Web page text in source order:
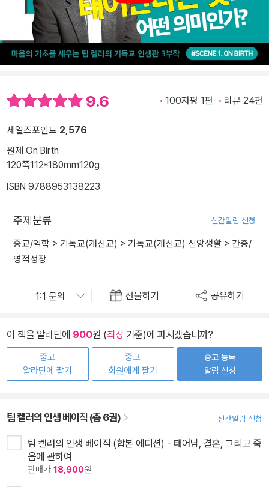
9.6 100자평 1편 리뷰 24편
세일즈포인트 2,576
원제 On Birth
120쪽112*180mm120g
ISBN 9788953138223
주제분류 신간알림 신청
종교/역학 > 기독교(개신교) > 기독교(개신교) 신앙생활 > 간증/
영적성장
선물하기 공유하기
이 책을 알라딘에 900원 (최상기준)에 파시겠습니까?
중고
알라딘에 팔기
중고
회원에게 팔기
중고 등록
알림 신청
팀 켈러의 인생 베이직 (총 6권) 신간알림 신청
팀 켈러의 인생 베이직 (합본 에디션) - 태어남, 결혼, 그리고 죽
음에 관하여
판매가 18,900원